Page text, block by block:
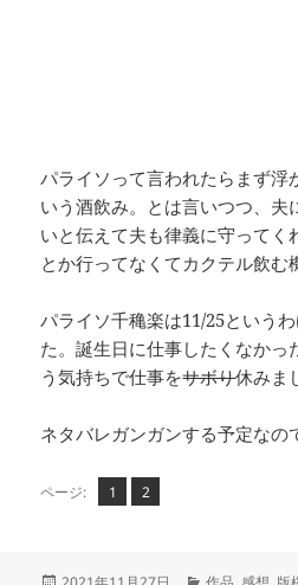
パライソって言われたらまず浮
いう酒飲み。とは言いつつ、夫
いと伝えて夫も律義に守ってく
とか行ってなくてカクテル飲む
パライソ千穐楽は11/25という
た。誕生日に仕事したくなかっ
う気持ちで仕事をサボり休みま
ネタバレガンガンする予定なの
ページ:
ペ1 ,
ペ
2
投
カ